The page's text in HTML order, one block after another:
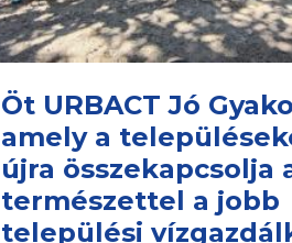
Öt URBACT Jó
amely a
újra összekapcsolja
természettel a jobb
települési